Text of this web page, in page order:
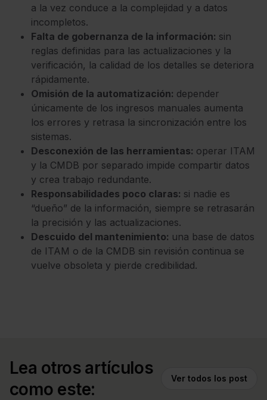
a la vez conduce a la complejidad y a datos
incompletos.
Falta de gobernanza de la información: sin
reglas definidas para las actualizaciones y la
verificación, la calidad de los detalles se deteriora
rápidamente.
Omisión de la automatización: depender
únicamente de los ingresos manuales aumenta
los errores y retrasa la sincronización entre los
sistemas.
Desconexión de las herramientas: operar ITAM
y la CMDB por separado impide compartir datos
y crea trabajo redundante.
Responsabilidades poco claras: si nadie es
“dueño” de la información, siempre se retrasarán
la precisión y las actualizaciones.
Descuido del mantenimiento: una base de datos
de ITAM o de la CMDB sin revisión continua se
vuelve obsoleta y pierde credibilidad.
Lea otros artículos
como este:
Ver todos los post